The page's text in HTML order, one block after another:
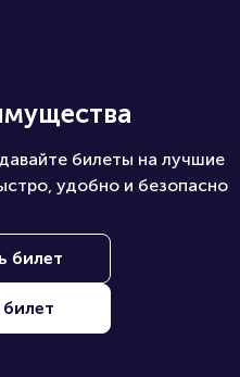
билеты на лучшие
удобно и безопасно
билет